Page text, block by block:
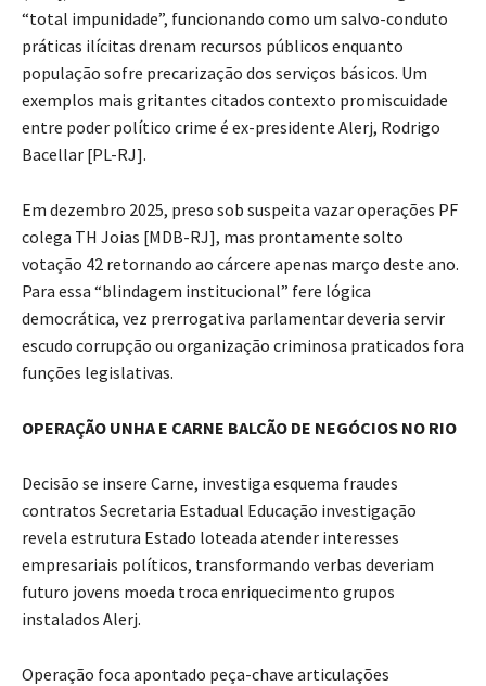
“total impunidade”, funcionando como um salvo-conduto
práticas ilícitas drenam recursos públicos enquanto
população sofre precarização dos serviços básicos. Um
exemplos mais gritantes citados contexto promiscuidade
entre poder político crime é ex-presidente Alerj, Rodrigo
Bacellar [PL-RJ].
Em dezembro 2025, preso sob suspeita vazar operações PF
colega TH Joias [MDB-RJ], mas prontamente solto
votação 42 retornando ao cárcere apenas março deste ano.
Para essa “blindagem institucional” fere lógica
democrática, vez prerrogativa parlamentar deveria servir
escudo corrupção ou organização criminosa praticados fora
funções legislativas.
OPERAÇÃO UNHA E CARNE BALCÃO DE NEGÓCIOS NO RIO
Decisão se insere Carne, investiga esquema fraudes
contratos Secretaria Estadual Educação investigação
revela estrutura Estado loteada atender interesses
empresariais políticos, transformando verbas deveriam
futuro jovens moeda troca enriquecimento grupos
instalados Alerj.
Operação foca apontado peça-chave articulações